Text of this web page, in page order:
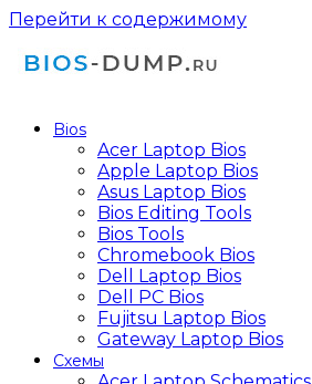
Перейти к содержимому
Bios
Acer Laptop Bios
Apple Laptop Bios
Asus Laptop Bios
Bios Editing Tools
Bios Tools
Chromebook Bios
Dell Laptop Bios
Dell PC Bios
Fujitsu Laptop Bios
Gateway Laptop Bios
Схемы